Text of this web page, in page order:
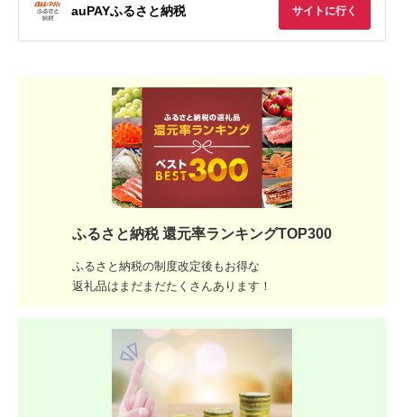
auPAYふるさと納税 サイトに行く
ふるさと納税 還元率ランキングTOP300
ふるさと納税の制度改定後もお得な
返礼品はまだまだたくさんあります！